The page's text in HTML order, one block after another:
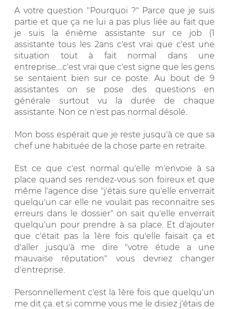
A votre question "Pourquoi ?" Parce que je suis
partie et que ça ne lui a pas plus liée au fait que
je suis la énième assistante sur ce job (1
assistante tous les 2ans c'est vrai que c'est une
situation tout à fait normal dans une
entreprise....c'est vrai que c'est signe que les gens
se sentaient bien sur ce poste. Au bout de 9
assistantes on se pose des questions en
générale surtout vu la durée de chaque
assistante. Non ce n'est pas normal désolé.
Mon boss espérait que je reste jusqu'à ce que sa
chef une habituée de la chose parte en retraite.
Est ce que c'est normal qu'elle m'envoie à sa
place quand ses rendez-vous son foireux et que
même l'agence dise "j'étais sure qu'elle enverrait
quelqu'un car elle ne voulait pas reconnaitre ses
erreurs dans le dossier" on sait qu'elle enverrait
quelqu'un pour prendre à sa place. Et d'ajouter
que c'était pas la 1ère fois qu'elle faisait ça et
d'aller jusqu'à me dire "votre étude a une
mauvaise réputation" vous devriez changer
d'entreprise.
Personnellement c'est la 1ère fois que quelqu'un
me dit ça. et si comme vous me le disiez j'étais de